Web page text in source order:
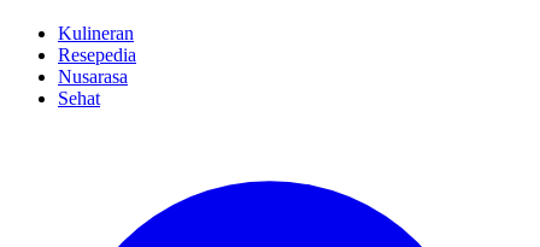
Kulineran
Resepedia
Nusarasa
Sehat